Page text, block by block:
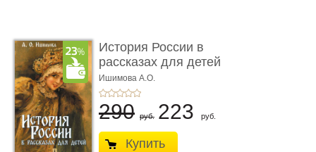
История России в
рассказах для детей
Ишимова А.О.
290 руб. 223 руб.
Купить